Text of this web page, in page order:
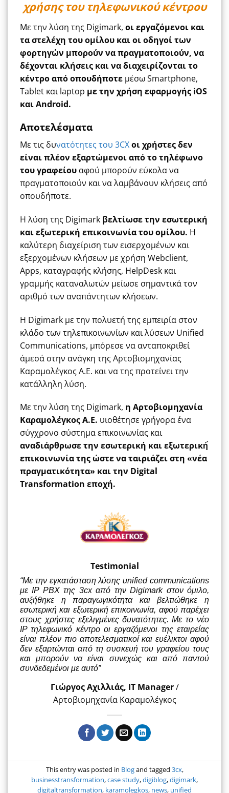
χρήσης του τηλεφωνικού κέντρου
Με την λύση της Digimark, οι εργαζόμενοι και
τα στελέχη του ομίλου και οι οδηγοί των
φορτηγών μπορούν να πραγματοποιούν, να
δέχονται κλήσεις και να διαχειρίζονται το
κέντρο από οπουδήποτε μέσω Smartphone,
Tablet και laptop με την χρήση εφαρμογής iOS
και Android.
Αποτελέσματα
Με τις δυνατότητες του 3CXοι χρήστες δεν
είναι πλέον εξαρτώμενοι από το τηλέφωνο
του γραφείουαφού μπορούν εύκολα να
πραγματοποιούν και να λαμβάνουν κλήσεις από
οπουδήποτε.
Η λύση της Digimark βελτίωσε την εσωτερική
και εξωτερική επικοινωνία του ομίλου. Η
καλύτερη διαχείριση των εισερχομένων και
εξερχομένων κλήσεων με χρήση Webclient,
Apps, καταγραφής κλήσης, HelpDesk και
γραμμής καταναλωτών μείωσε σημαντικά τον
αριθμό των αναπάντητων κλήσεων.
Η Digimark με την πολυετή της εμπειρία στον
κλάδο των τηλεπικοινωνίων και λύσεων Unified
Communications, μπόρεσε να ανταποκριθεί
άμεσά στην ανάγκη της Αρτοβιομηχανίας
Καραμολέγκος Α.Ε. και να της προτείνει την
κατάλληλη λύση.
Με την λύση της Digimark, η Αρτοβιομηχανία
Καραμολέγκος Α.Ε. υιοθέτησε γρήγορα ένα
σύγχρονο σύστημα επικοινωνίας και
αναδιάρθρωσε την εσωτερική και εξωτερική́
επικοινωνία της ώστε να ταιριάζει στη «νέα
πραγματικότητα» και την Digital
Transformation εποχή.
Testimonial
“Με την εγκατάσταση λύσης unified communications
με IP PBX της 3cx από την Digimark στον όμιλο,
αυξήθηκε η παραγωγικότητα και βελτιώθηκε η
εσωτερική και εξωτερική επικοινωνία, αφού παρέχει
στους χρήστες εξελιγμένες δυνατότητες. Με το νέο
IP τηλεφωνικό κέντρο οι εργαζόμενοι της εταιρείας
είναι πλέον πιο αποτελεσματικοί και ευέλικτοι αφού
δεν εξαρτώνται από τη συσκευή του γραφείου τους
και μπορούν να είναι συνεχώς και από παντού
συνδεδεμένοι με αυτό”
Γιώργος Αχιλλιάς, ΙΤ Manager /
Αρτοβιομηχανία Καραμολέγκος
This entry was posted in Blogand tagged 3cx,
businesstransformation,case study,digiblog,digimark,
digitaltransformation, karamolegkos, news, unified